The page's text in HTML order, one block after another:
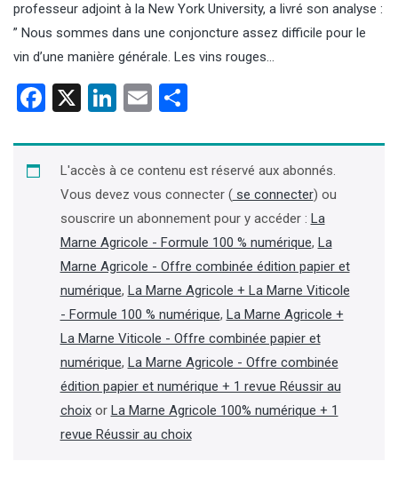
professeur adjoint à la New York University, a livré son analyse :
” Nous sommes dans une conjoncture assez difficile pour le
vin d’une manière générale. Les vins rouges…
Facebook
X LinkedIn
Email
L'accès à ce contenu est réservé aux abonnés.
Vous devez vous connecter (se connecter) ou
souscrire un abonnement pour y accéder : La
Marne Agricole - Formule 100 % numérique, La
Marne Agricole - Offre combinée édition papier et
numérique, La Marne Agricole + La Marne Viticole
- Formule 100 % numérique, La Marne Agricole +
La Marne Viticole - Offre combinée papier et
numérique, La Marne Agricole - Offre combinée
édition papier et numérique + 1 revue Réussir au
choixor La Marne Agricole 100% numérique + 1
revue Réussir au choix